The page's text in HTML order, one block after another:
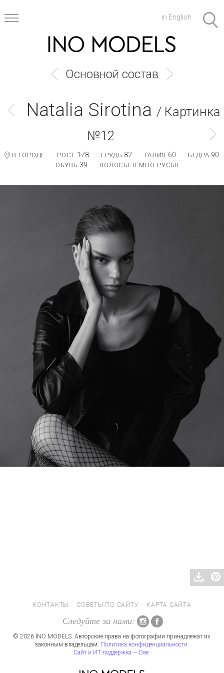
in English
Основной состав
Natalia Sirotina / Картинка
№12
В ГОРОДЕ РОСТ 178 ГРУДЬ 82 ТАЛИЯ 60 БЕДРА 90
ОБУВЬ 39 ВОЛОСЫ ТЕМНО-РУСЫЕ
КОНТАКТЫ СОВЕТЫ ПО САЙТУ КАРТА САЙТА
Следуйте за нами:
© 2026 INO MODELS. Авторские права на фотографии принадлежат их
законным владельцам. Политика конфиденциальности.
Сайт и ИТ-поддержка — Dae.